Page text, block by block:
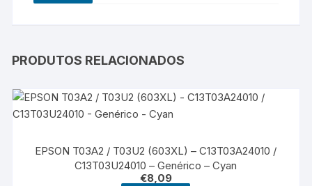
PRODUTOS RELACIONADOS
EPSON T03A2 / T03U2 (603XL) – C13T03A24010 /
C13T03U24010 – Genérico – Cyan
€8,09